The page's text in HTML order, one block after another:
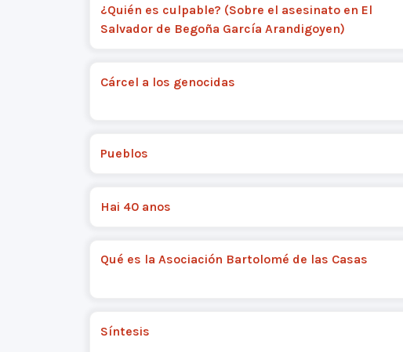
¿Quién es culpable? (Sobre el asesinato en El
Salvador de Begoña García Arandigoyen)
Cárcel a los genocidas
Pueblos
Hai 40 anos
Qué es la Asociación Bartolomé de las Casas
Síntesis